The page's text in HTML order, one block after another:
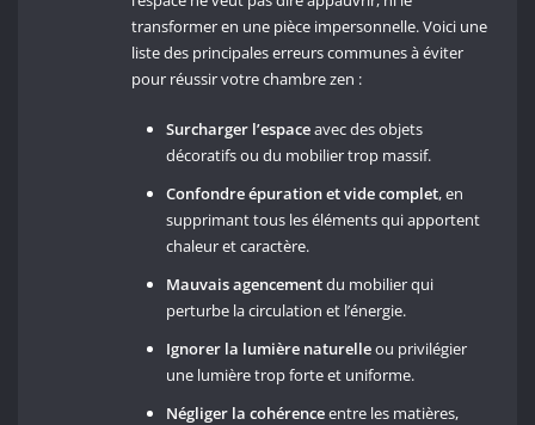
transformer en une pièce impersonnelle. Voici une
liste des principales erreurs communes à éviter
pour réussir votre chambre zen :
Surcharger l’espaceavec des objets
décoratifs ou du mobilier trop massif.
Confondre épuration et vide complet, en
supprimant tous les éléments qui apportent
chaleur et caractère.
Mauvais agencementdu mobilier qui
perturbe la circulation et l’énergie.
Ignorer la lumière naturelleou privilégier
une lumière trop forte et uniforme.
Négliger la cohérenceentre les matières,